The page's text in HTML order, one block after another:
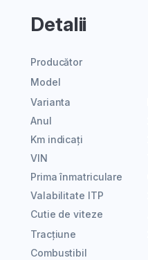
Detalii
Producător
Model
Varianta
Anul
Km indicați
VIN
Prima înmatriculare
Valabilitate ITP
Cutie de viteze
Tracțiune
Combustibil